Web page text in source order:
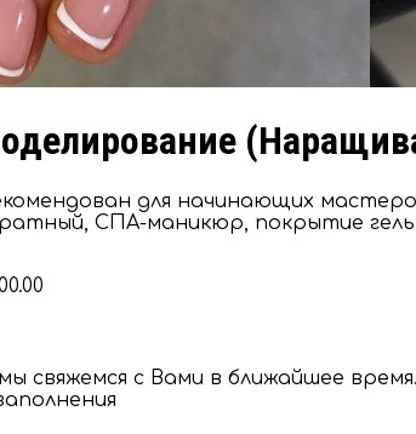
для начинающих
СПА-маникюр, покрытие
свяжемся с Вами в ближайшее время.